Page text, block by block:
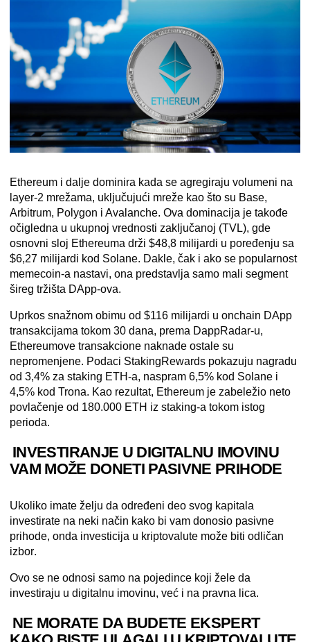
Ethereum i dalje dominira kada se agregiraju volumeni na
layer-2 mrežama, uključujući mreže kao što su Base,
Arbitrum, Polygon i Avalanche. Ova dominacija je takođe
očigledna u ukupnoj vrednosti zaključanoj (TVL), gde
osnovni sloj Ethereuma drži $48,8 milijardi u poređenju sa
$6,27 milijardi kod Solane. Dakle, čak i ako se popularnost
memecoin-a nastavi, ona predstavlja samo mali segment
šireg tržišta DApp-ova.
Uprkos snažnom obimu od $116 milijardi u onchain DApp
transakcijama tokom 30 dana, prema DappRadar-u,
Ethereumove transakcione naknade ostale su
nepromenjene. Podaci StakingRewards pokazuju nagradu
od 3,4% za staking ETH-a, naspram 6,5% kod Solane i
4,5% kod Trona. Kao rezultat, Ethereum je zabeležio neto
povlačenje od 180.000 ETH iz staking-a tokom istog
perioda.
INVESTIRANJE U DIGITALNU IMOVINU
VAM MOŽE DONETI PASIVNE PRIHODE
Ukoliko imate želju da određeni deo svog kapitala
investirate na neki način kako bi vam donosio pasivne
prihode, onda investicija u kriptovalute može biti odličan
izbor.
Ovo se ne odnosi samo na pojedince koji žele da
investiraju u digitalnu imovinu, već i na pravna lica.
NE MORATE DA BUDETE EKSPERT